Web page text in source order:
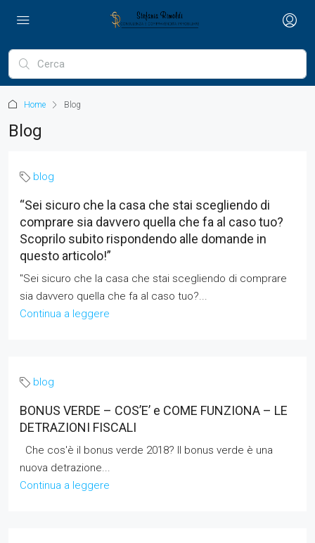
Home Blog
Blog
blog
“Sei sicuro che la casa che stai scegliendo di
comprare sia davvero quella che fa al caso tuo?
Scoprilo subito rispondendo alle domande in
questo articolo!”
"Sei sicuro che la casa che stai scegliendo di comprare
sia davvero quella che fa al caso tuo?...
Continua a leggere
blog
BONUS VERDE – COS’E’ e COME FUNZIONA – LE
DETRAZIONI FISCALI
Che cos'è il bonus‪ verde 2018? Il bonus verde è una
nuova detrazione...
Continua a leggere